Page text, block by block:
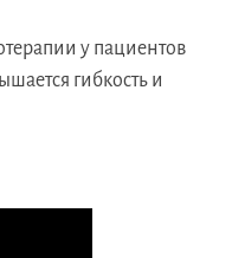
у пациентов
гибкость и